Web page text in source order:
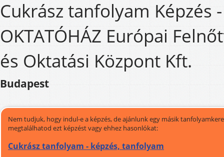
Cukrász tanfolyam Képzés -
OKTATÓHÁZ Európai
és Oktatási Központ Kft.
Budapest
Nem tudjuk, hogy indul-e a képzés, de ajánlunk egy másik
megtalálhatod ezt képzést vagy ehhez hasonlókat:
Cukrász tanfolyam - képzés, tanfolyam